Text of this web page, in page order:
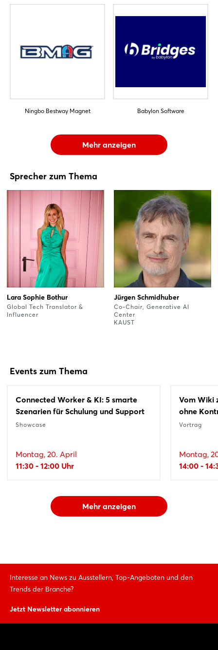
Ningbo Bestway Magnet Babylon Software
Mehr anzeigen
Sprecher zum Thema
Lara Sophie Bothur
Global Tech Translator &
Influencer
Jürgen Schmidhuber
Co-Chair, Generative AI
Center
KAUST
Events zum Thema
Connected Worker & KI: 5 smarte
Szenarien für Schulung und Support
Showcase
Montag, 20. April
11:30 - 12:00 Uhr
Vom Wiki
ohne
Vortrag
Montag,
14:00 -
Mehr anzeigen
Interesse an News zu Ausstellern, Top-Angeboten und den
Trends der Branche?
Jetzt Newsletter abonnieren